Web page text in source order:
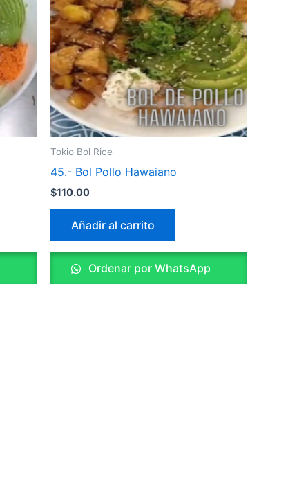
Tokio Bol Rice
45.- Bol Pollo Hawaiano
$110.00
Añadir al carrito
Ordenar por WhatsApp